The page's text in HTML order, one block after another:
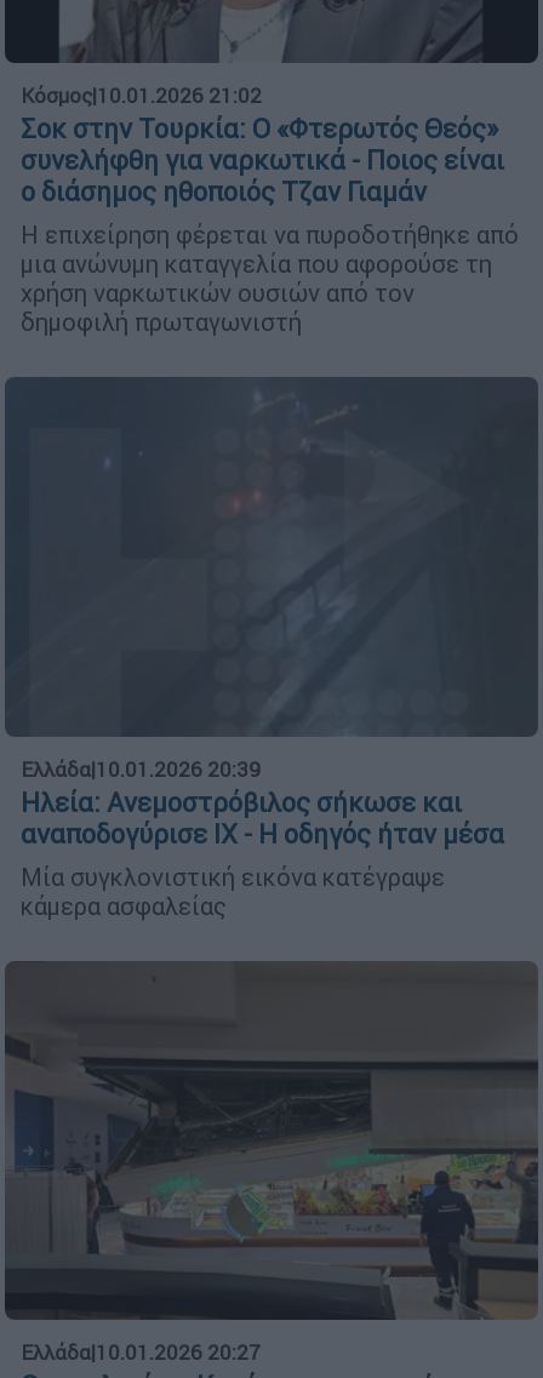
Κόσμος|10.01.2026 21:02
Σοκ στην Τουρκία: Ο «Φτερωτός Θεός»
συνελήφθη για ναρκωτικά - Ποιος είναι
ο διάσημος ηθοποιός Τζαν Γιαμάν
Η επιχείρηση φέρεται να πυροδοτήθηκε από
μια ανώνυμη καταγγελία που αφορούσε τη
χρήση ναρκωτικών ουσιών από τον
δημοφιλή πρωταγωνιστή
Ελλάδα|10.01.2026 20:39
Ηλεία: Ανεμοστρόβιλος σήκωσε και
αναποδογύρισε ΙΧ - Η οδηγός ήταν μέσα
Μία συγκλονιστική εικόνα κατέγραψε
κάμερα ασφαλείας
Ελλάδα|10.01.2026 20:27